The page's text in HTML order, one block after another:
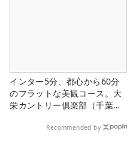
インター5分、都心から60分
のフラットな美観コース。大
栄カントリー俱楽部（千葉
Recommended by